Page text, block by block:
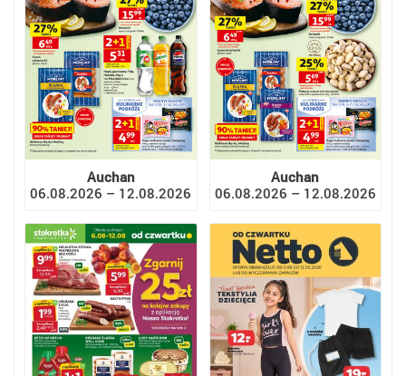
Auchan
06.08.2026 – 12.08.2026
Auchan
06.08.2026 – 12.08.2026